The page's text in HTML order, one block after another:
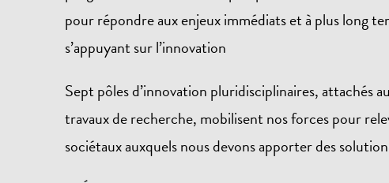
pour répondre aux enjeux immédiats et à plus long
s’appuyant sur l’innovation
Sept pôles d’innovation pluridisciplinaires, attachés
travaux de recherche, mobilisent nos forces pour
sociétaux auxquels nous devons apporter des